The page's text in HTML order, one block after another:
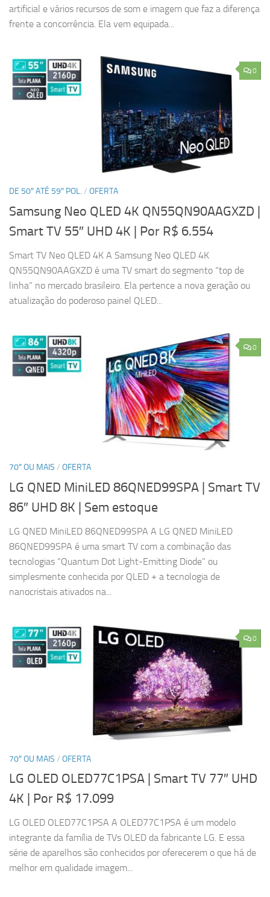
artificial e vários recursos de som e imagem que faz a diferença
frente a concorrência. Ela vem equipada...
0
DE 50″ ATÉ 59″ POL. / OFERTA
Samsung Neo QLED 4K QN55QN90AAGXZD |
Smart TV 55″ UHD 4K | Por R$ 6.554
Smart TV Neo QLED 4K A Samsung Neo QLED 4K
QN55QN90AAGXZD é uma TV smart do segmento “top de
linha” no mercado brasileiro. Ela pertence a nova geração ou
atualização do poderoso painel QLED...
0
70″ OU MAIS / OFERTA
LG QNED MiniLED 86QNED99SPA | Smart TV
86″ UHD 8K | Sem estoque
LG QNED MiniLED 86QNED99SPA A LG QNED MiniLED
86QNED99SPA é uma smart TV com a combinação das
tecnologias “Quantum Dot Light-Emitting Diode” ou
simplesmente conhecida por QLED + a tecnologia de
nanocristais ativados na...
0
70″ OU MAIS / OFERTA
LG OLED OLED77C1PSA | Smart TV 77″ UHD
4K | Por R$ 17.099
LG OLED OLED77C1PSA A OLED77C1PSA é um modelo
integrante da família de TVs OLED da fabricante LG. E essa
série de aparelhos são conhecidos por oferecerem o que há de
melhor em qualidade imagem...